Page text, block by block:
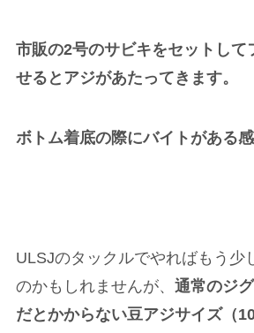
市販の2号のサビキをセットして
せるとアジがあたってきます。
ボトム着底の際にバイトがある感
ULSJのタックルでやればもう少
のかもしれませんが、 通常のジ
だとかからない豆アジサイズ（